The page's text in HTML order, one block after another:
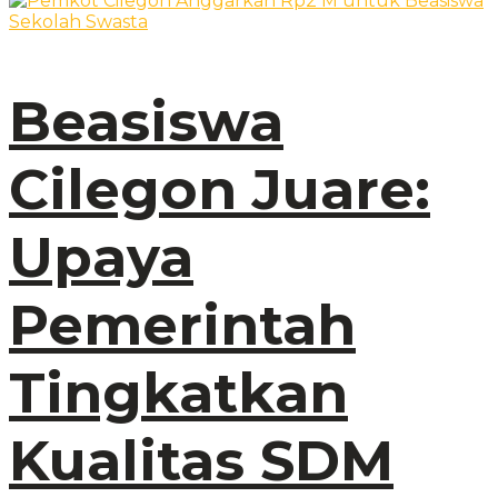
Beasiswa
Cilegon Juare:
Upaya
Pemerintah
Tingkatkan
Kualitas SDM